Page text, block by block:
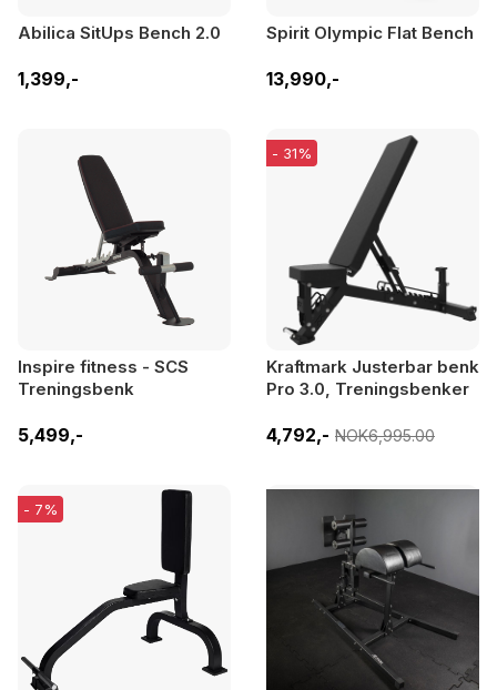
Abilica SitUps Bench 2.0
1,399,-
Spirit Olympic Flat Bench
13,990,-
Inspire fitness - SCS
Treningsbenk
5,499,-
- 31%
Kraftmark Justerbar benk
Pro 3.0, Treningsbenker
4,792,- NOK6,995.00
- 7%